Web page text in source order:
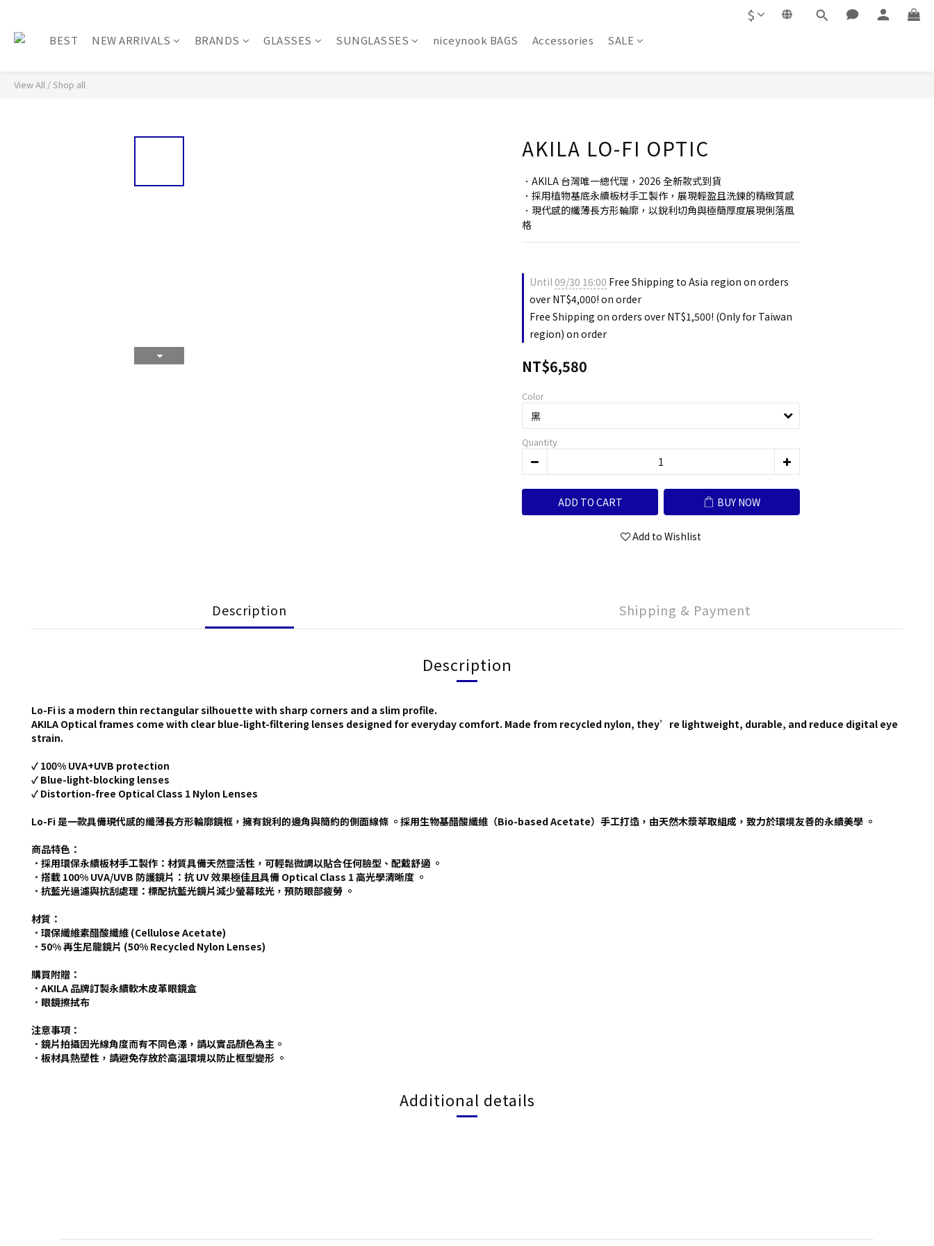
$
BEST NEW ARRIVALS BRANDS GLASSES SUNGLASSES niceynook BAGS Accessories SALE
View All /Shop all
AKILA LO-FI OPTIC
．AKILA 台灣唯一總代理，2026 全新款式到貨
．採用植物基底永續板材手工製作，展現輕盈且洗鍊的精緻質感
．現代感的纖薄長方形輪廓，以銳利切角與極簡厚度展現俐落風
格
Until09/30 16:00 Free Shipping to Asia region on orders
over NT$4,000! on order
Free Shipping on orders over NT$1,500! (Only for Taiwan
region) on order
NT$6,580
Color
Quantity
ADD TO CART BUY NOW
Add to Wishlist
Description Shipping & Payment
Description
Lo-Fi is a modern thin rectangular silhouette with sharp corners and a slim profile.
AKILA Optical frames come with clear blue-light-filtering lenses designed for everyday comfort. Made from recycled nylon, they’re lightweight, durable, and reduce digital eye
strain.
✓ 100% UVA+UVB protection
✓ Blue-light-blocking lenses
✓ Distortion-free Optical Class 1 Nylon Lenses
Lo-Fi 是一款具備現代感的纖薄長方形輪廓鏡框，擁有銳利的邊角與簡約的側面線條 。採用生物基醋酸纖維（Bio-based Acetate）手工打造，由天然木漿萃取組成，致力於環境友善的永續美學 。
商品特色：
．採用環保永續板材手工製作：材質具備天然靈活性，可輕鬆微調以貼合任何臉型、配戴舒適 。
．搭載 100% UVA/UVB 防護鏡片：抗 UV 效果極佳且具備 Optical Class 1 高光學清晰度 。
．抗藍光過濾與抗刮處理：標配抗藍光鏡片減少螢幕眩光，預防眼部疲勞 。
材質：
．環保纖維素醋酸纖維 (Cellulose Acetate)
．50% 再生尼龍鏡片 (50% Recycled Nylon Lenses)
購買附贈：
．AKILA 品牌訂製永續軟木皮革眼鏡盒
．眼鏡擦拭布
注意事項：
．鏡片拍攝因光線角度而有不同色澤，請以實品顏色為主。
．板材具熱塑性，請避免存放於高溫環境以防止框型變形 。
Additional details